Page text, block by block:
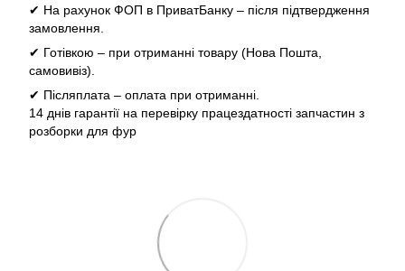
✔ На рахунок ФОП в ПриватБанку – після підтвердження
замовлення.
✔ Готівкою – при отриманні товару (Нова Пошта,
самовивіз).
✔ Післяплата – оплата при отриманні.
14 днів гарантії на перевірку працездатності запчастин з
розборки для фур